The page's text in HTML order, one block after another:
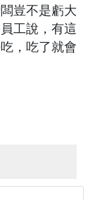
豈不是虧大
工說，有這
，吃了就會